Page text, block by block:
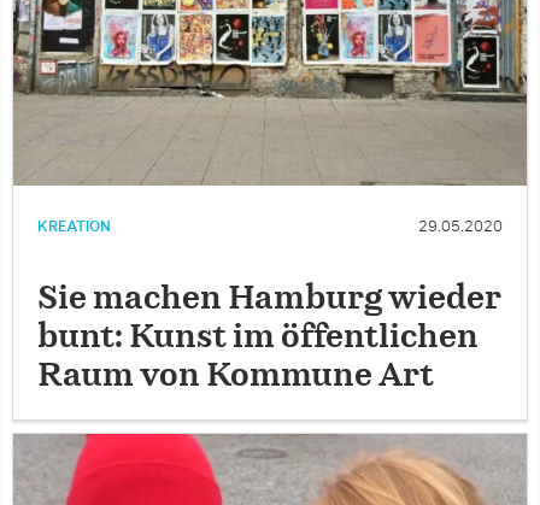
KREATION 29.05.2020
Sie machen Hamburg wieder
bunt: Kunst im öffentlichen
Raum von Kommune Art